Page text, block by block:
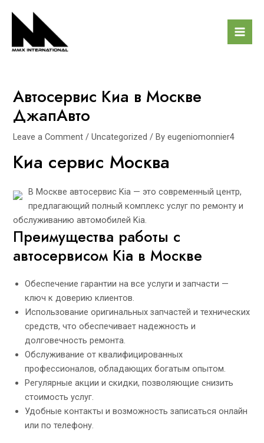
Автосервис Киа в Москве
ДжапАвто
Leave a Comment /Uncategorized / Byeugeniomonnier4
Киа сервис Москва
В Москве автосервис Kia — это современный центр,
предлагающий полный комплекс услуг по ремонту и
обслуживанию автомобилей Kia.
Преимущества работы с
автосервисом Kia в Москве
Обеспечение гарантии на все услуги и запчасти —
ключ к доверию клиентов.
Использование оригинальных запчастей и технических
средств, что обеспечивает надежность и
долговечность ремонта.
Обслуживание от квалифицированных
профессионалов, обладающих богатым опытом.
Регулярные акции и скидки, позволяющие снизить
стоимость услуг.
Удобные контакты и возможность записаться онлайн
или по телефону.
navigation